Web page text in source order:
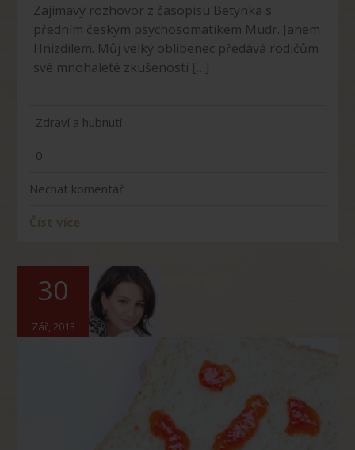
Zajímavý rozhovor z časopisu Betynka s
předním českým psychosomatikem Mudr. Janem
Hnízdilem. Můj velký oblíbenec předává rodičům
své mnohaleté zkušenosti […]
Zdraví a hubnutí
0
Nechat komentář
Číst více
30
Zář, 2013